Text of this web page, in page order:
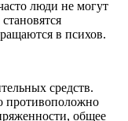
люди не могут
в психов.
средств.
противоположно
общее